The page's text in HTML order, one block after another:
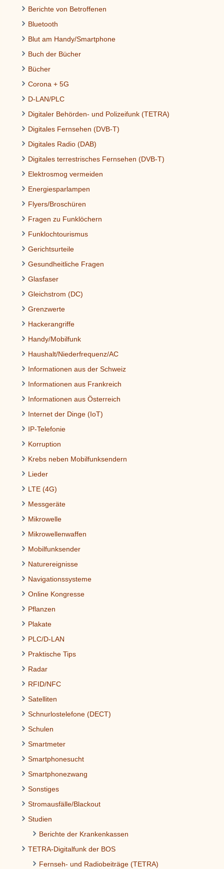
Berichte von Betroffenen
Bluetooth
Blut am Handy/Smartphone
Buch der Bücher
Bücher
Corona + 5G
D-LAN/PLC
Digitaler Behörden- und Polizeifunk (TETRA)
Digitales Fernsehen (DVB-T)
Digitales Radio (DAB)
Digitales terrestrisches Fernsehen (DVB-T)
Elektrosmog vermeiden
Energiesparlampen
Flyers/Broschüren
Fragen zu Funklöchern
Funklochtourismus
Gerichtsurteile
Gesundheitliche Fragen
Glasfaser
Gleichstrom (DC)
Grenzwerte
Hackerangriffe
Handy/Mobilfunk
Haushalt/Niederfrequenz/AC
Informationen aus der Schweiz
Informationen aus Frankreich
Informationen aus Österreich
Internet der Dinge (IoT)
IP-Telefonie
Korruption
Krebs neben Mobilfunksendern
Lieder
LTE (4G)
Messgeräte
Mikrowelle
Mikrowellenwaffen
Mobilfunksender
Naturereignisse
Navigationssysteme
Online Kongresse
Pflanzen
Plakate
PLC/D-LAN
Praktische Tips
Radar
RFID/NFC
Satelliten
Schnurlostelefone (DECT)
Schulen
Smartmeter
Smartphonesucht
Smartphonezwang
Sonstiges
Stromausfälle/Blackout
Studien
Berichte der Krankenkassen
TETRA-Digitalfunk der BOS
Fernseh- und Radiobeiträge (TETRA)